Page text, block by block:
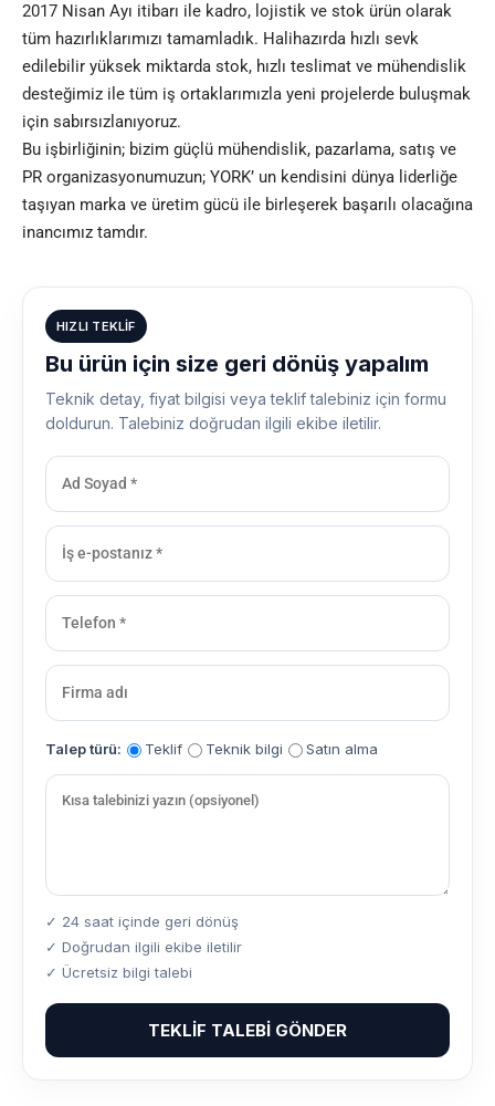
2017 Nisan Ayı itibarı ile kadro, lojistik ve stok ürün olarak
tüm hazırlıklarımızı tamamladık. Halihazırda hızlı sevk
edilebilir yüksek miktarda stok, hızlı teslimat ve mühendislik
desteğimiz ile tüm iş ortaklarımızla yeni projelerde buluşmak
için sabırsızlanıyoruz.
Bu işbirliğinin; bizim güçlü mühendislik, pazarlama, satış ve
PR organizasyonumuzun; YORK’ un kendisini dünya liderliğe
taşıyan marka ve üretim gücü ile birleşerek başarılı olacağına
inancımız tamdır.
HIZLI TEKLIF
Bu ürün için size geri dönüş yapalım
Teknik detay, fiyat bilgisi veya teklif talebiniz için formu
doldurun. Talebiniz doğrudan ilgili ekibe iletilir.
Talep türü: Teklif Teknik bilgi Satın alma
✓ 24 saat içinde geri dönüş
✓ Doğrudan ilgili ekibe iletilir
✓ Ücretsiz bilgi talebi
TEKLIF TALEBI GÖNDER